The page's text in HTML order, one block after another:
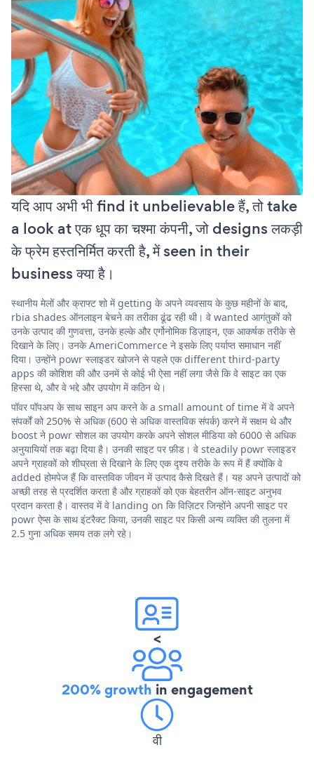
यदि आप अभी भी find it unbelievable हैं, तो take
a look at एक धूप का चश्मा कंपनी, जो designs लकड़ी
के फ्रेम हस्तनिर्मित करती है, में seen in their
business क्या है।
स्थानीय मेलों और क्राफ्ट शो में getting के अपने व्यवसाय के कुछ महीनों के बाद,
rbia shades ऑनलाइन बेचने का तरीका ढूंढ रही थी। वे wanted आगंतुकों को
उनके उत्पाद की गुणवत्ता, उनके हल्के और एर्गोनोमिक डिज़ाइन, एक आकर्षक तरीके से
दिखाने के लिए। उनके AmeriCommerce ने इसके लिए पर्याप्त समाधान नहीं
दिया। उन्होंने powr स्लाइडर खोजने से पहले एक different third-party
apps की कोशिश की और उनमें से कोई भी ऐसा नहीं लगा जैसे कि वे साइट का एक
हिस्सा थे, और वे भद्दे और उपयोग में कठिन थे।
पॉवर पॉपअप के साथ साइन अप करने के a small amount of time में वे अपने
संपर्कों को 250% से अधिक (600 से अधिक वास्तविक संपर्क) करने में सक्षम थे और
boost ने powr सोशल का उपयोग करके अपने सोशल मीडिया को 6000 से अधिक
अनुयायियों तक बढ़ा दिया है। उनकी साइट पर फ़ीड। वे steadily powr स्लाइडर
अपने ग्राहकों को शीघ्रता से दिखाने के लिए एक दृश्य तरीके के रूप में हैं क्योंकि वे
added होमपेज हैं कि वास्तविक जीवन में उत्पाद कैसे दिखते हैं। यह अपने उत्पादों को
अच्छी तरह से प्रदर्शित करता है और ग्राहकों को एक बेहतरीन ऑन-साइट अनुभव
प्रदान करता है। वास्तव में वे landing on कि विज़िटर जिन्होंने अपनी साइट पर
powr ऐप्स के साथ इंटरैक्ट किया, उनकी साइट पर किसी अन्य व्यक्ति की तुलना में
2.5 गुना अधिक समय तक लगे रहे।
<
200% growth in engagement
वी